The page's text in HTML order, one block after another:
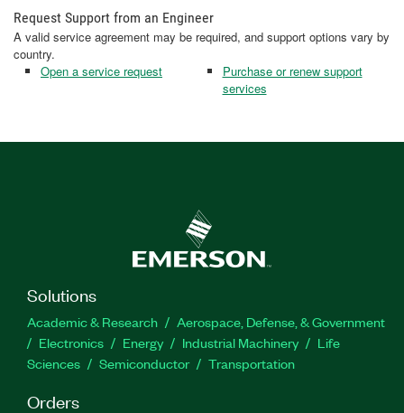
Request Support from an Engineer
A valid service agreement may be required, and support options vary by
country.
Open a service request
Purchase or renew support
services
Solutions
Academic & Research
Aerospace, Defense, & Government
Electronics
Energy Industrial Machinery
Life
Sciences
Semiconductor Transportation
Orders